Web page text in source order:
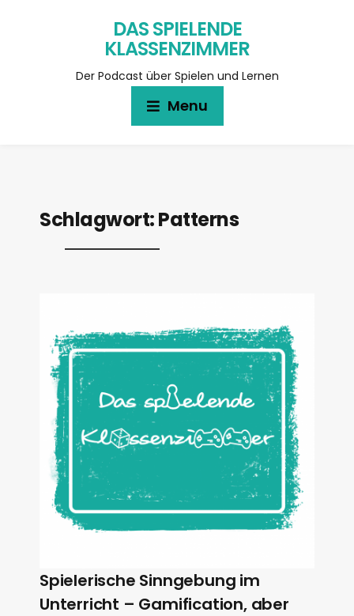
DAS SPIELENDE
KLASSENZIMMER
Der Podcast über Spielen und Lernen
Menu
Schlagwort:Patterns
Spielerische Sinngebung im
Unterricht – Gamification, aber